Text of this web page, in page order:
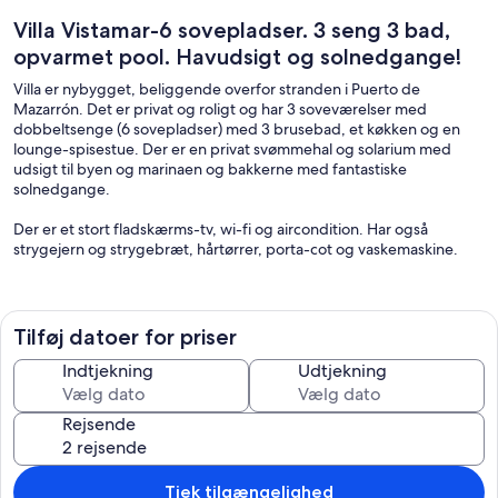
Villa Vistamar-6 sovepladser. 3 seng 3 bad,
opvarmet pool. Havudsigt og solnedgange!
Villa er nybygget, beliggende overfor stranden i Puerto de
Mazarrón. Det er privat og roligt og har 3 soveværelser med
dobbeltsenge (6 sovepladser) med 3 brusebad, et køkken og en
lounge-spisestue. Der er en privat svømmehal og solarium med
udsigt til byen og marinaen og bakkerne med fantastiske
solnedgange.
Der er et stort fladskærms-tv, wi-fi og aircondition. Har også
strygejern og strygebræt, hårtørrer, porta-cot og vaskemaskine.
kørsel. 40 min kørsel til Cartegena.
Nærmeste lufthavn er Corvera (Región de Murcia) lufthavn, 35
minutter væk med bil, eller Alicante 70 minutter væk.
€ 200 depositum betalt ved ankomst og returneret ved afrejse.
INGEN Kæledyr tilladt.
----
Tilføj datoer for priser
Indtjekning Udtjekning
Rejsende
Tjek tilgængelighed